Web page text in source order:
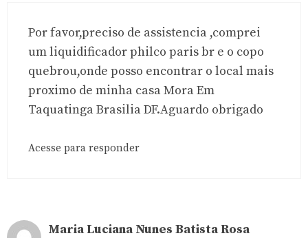
Por favor,preciso de assistencia ,comprei
um liquidificador philco paris br e o copo
quebrou,onde posso encontrar o local mais
proximo de minha casa Mora Em
Taquatinga Brasilia DF.Aguardo obrigado
Acesse para responder
Maria Luciana Nunes Batista Rosa